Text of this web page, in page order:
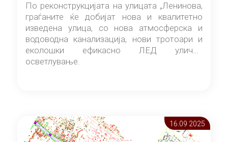
По реконструкцијата на улицата „Ленинова,
граѓаните ќе добијат нова и квалитетно
изведена улица, со нова атмосферска и
водоводна канализација, нови тротоари и
еколошки ефикасно ЛЕД улично
осветлување.
16.09 2025